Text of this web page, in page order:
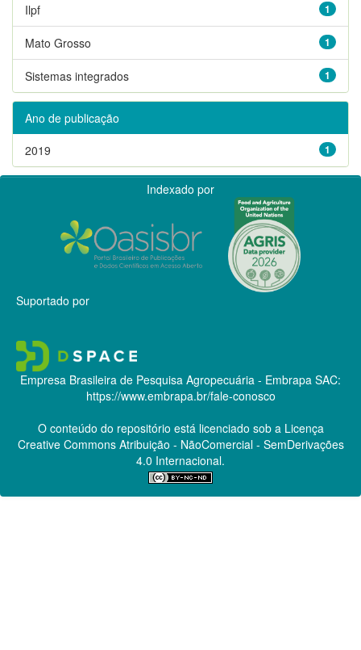
1
Ilpf
1
Mato Grosso
1
Sistemas integrados
Ano de publicação
1
2019
Indexado por
Suportado por
Empresa Brasileira de Pesquisa Agropecuária - Embrapa SAC:
https://www.embrapa.br/fale-conosco
O conteúdo do repositório está licenciado sob a Licença
Creative CommonsAtribuição - NãoComercial - SemDerivações
4.0 Internacional.